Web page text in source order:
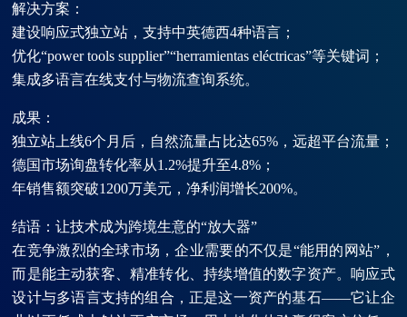
解决方案：
建设响应式独立站，支持中英德西4种语言；
优化“power tools supplier”“herramientas eléctricas”等关键词；
集成多语言在线支付与物流查询系统。
成果：
独立站上线6个月后，自然流量占比达65%，远超平台流量；
德国市场询盘转化率从1.2%提升至4.8%；
年销售额突破1200万美元，净利润增长200%。
结语：让技术成为跨境生意的“放大器”
在竞争激烈的全球市场，企业需要的不仅是“能用的网站”，
而是能主动获客、精准转化、持续增值的数字资产。响应式
设计与多语言支持的组合，正是这一资产的基石——它让企